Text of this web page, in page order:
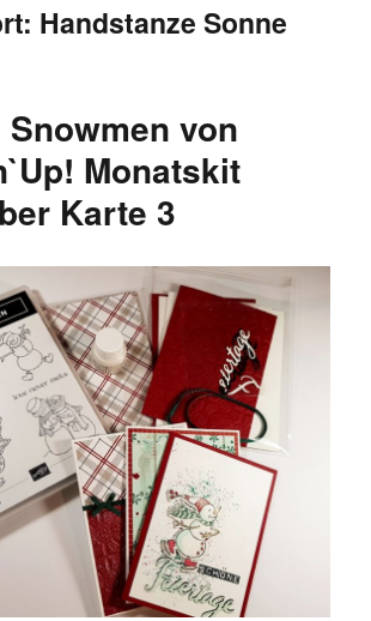
Handstanze Sonne
von
Monatskit
Karte 3